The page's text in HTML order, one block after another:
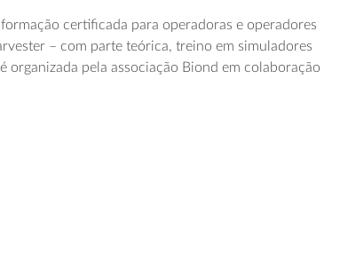
certificada para operadoras e operadores
– com parte teórica, treino em simuladores
organizada pela associação Biond em colaboração